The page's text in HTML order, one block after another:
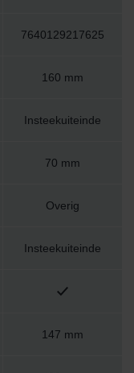
7640129217625
160 mm
Insteekuiteinde
70 mm
Overig
Insteekuiteinde
147 mm